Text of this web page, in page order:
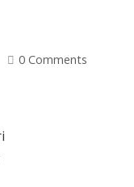
0 Comments